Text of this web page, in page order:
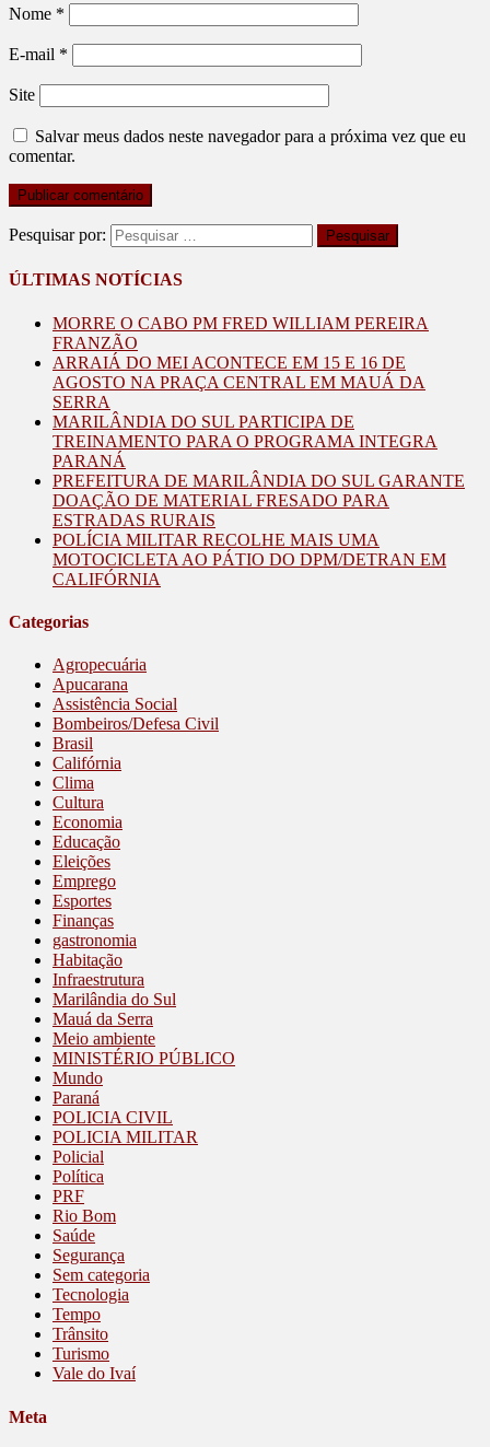
Nome *
E-mail *
Site
Salvar meus dados neste navegador para a próxima vez que eu
comentar.
Pesquisar por:
ÚLTIMAS NOTÍCIAS
MORRE O CABO PM FRED WILLIAM PEREIRA
FRANZÃO
ARRAIÁ DO MEI ACONTECE EM 15 E 16 DE
AGOSTO NA PRAÇA CENTRAL EM MAUÁ DA
SERRA
MARILÂNDIA DO SUL PARTICIPA DE
TREINAMENTO PARA O PROGRAMA INTEGRA
PARANÁ
PREFEITURA DE MARILÂNDIA DO SUL GARANTE
DOAÇÃO DE MATERIAL FRESADO PARA
ESTRADAS RURAIS
POLÍCIA MILITAR RECOLHE MAIS UMA
MOTOCICLETA AO PÁTIO DO DPM/DETRAN EM
CALIFÓRNIA
Categorias
Agropecuária
Apucarana
Assistência Social
Bombeiros/Defesa Civil
Brasil
Califórnia
Clima
Cultura
Economia
Educação
Eleições
Emprego
Esportes
Finanças
gastronomia
Habitação
Infraestrutura
Marilândia do Sul
Mauá da Serra
Meio ambiente
MINISTÉRIO PÚBLICO
Mundo
Paraná
POLICIA CIVIL
POLICIA MILITAR
Policial
Política
PRF
Rio Bom
Saúde
Segurança
Sem categoria
Tecnologia
Tempo
Trânsito
Turismo
Vale do Ivaí
Meta